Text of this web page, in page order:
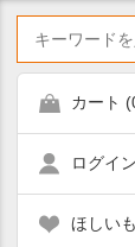
カート (
ログイン
ほしい